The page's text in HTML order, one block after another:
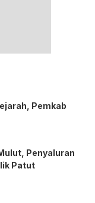
Pemkab
Penyaluran
Patut